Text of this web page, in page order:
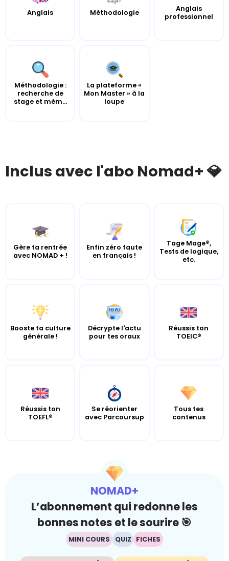
Anglais Méthodologie
Anglais
professionnel
Méthodologie :
recherche de
stage et mém...
La plateforme «
Mon Master » à la
loupe
Inclus avec l'abo Nomad+ 💎
Gère ta rentrée
avec NOMAD + !
Enfin zéro faute
en français !
Tage Mage®,
Tests de logique,
etc.
Booste ta culture
générale !
Décrypte l'actu
pour tes oraux
Réussis ton
TOEIC®
Réussis ton
TOEFL®
Se réorienter
avec Parcoursup
Tous tes
contenus
NOMAD+
L’abonnement qui redonne les
bonnes notes et le sourire 🎯
MINI COURS QUIZ FICHES